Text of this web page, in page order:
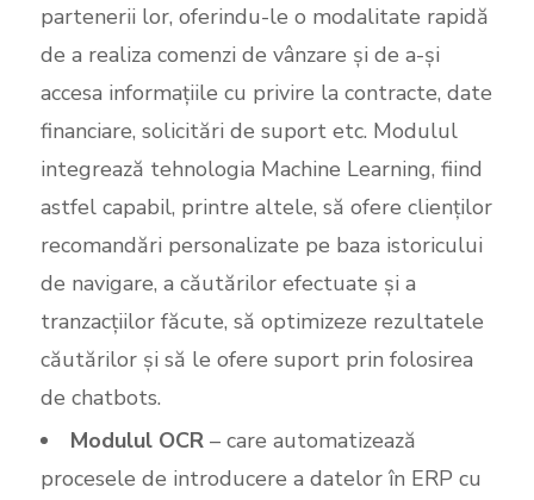
partenerii lor, oferindu-le o modalitate rapidă
de a realiza comenzi de vânzare și de a-și
accesa informațiile cu privire la contracte, date
financiare, solicitări de suport etc. Modulul
integrează tehnologia Machine Learning, fiind
astfel capabil, printre altele, să ofere clienților
recomandări personalizate pe baza istoricului
de navigare, a căutărilor efectuate și a
tranzacțiilor făcute, să optimizeze rezultatele
căutărilor și să le ofere suport prin folosirea
de chatbots.
Modulul OCR– care automatizează
procesele de introducere a datelor în ERP cu